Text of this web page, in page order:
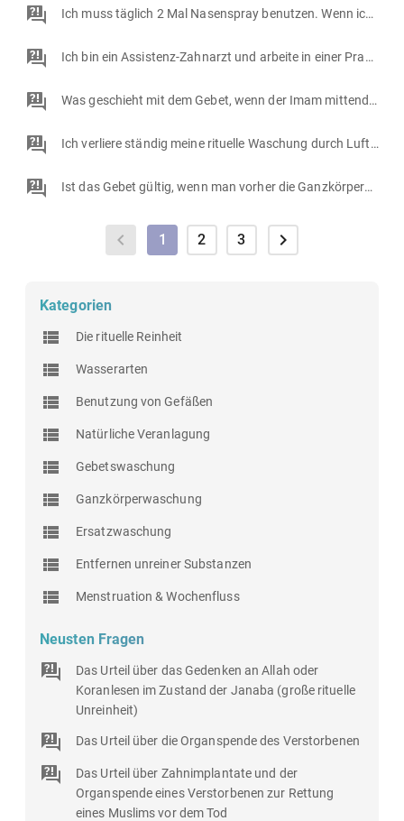
Ich muss täglich 2 Mal Nasenspray benutzen. Wenn ich im wuduʾ meine Nase putze, dann ist die Wirkung weg. Gibt es eine Lösung?
Ich bin ein Assistenz-Zahnarzt und arbeite in einer Praxis. Ich habe ein eigenes Büro, wo ich Pause machen kann. Kann ich Tayammum machen für das Gebet, obwohl Wasser verfügbar ist?
Was geschieht mit dem Gebet, wenn der Imam mittendrin den Zustand der Reinheit (wuduʾ) verliert?
Ich verliere ständig meine rituelle Waschung durch Luftlassen und kann es auch während dem Gebet nicht unterdrücken. Was kann ich tun, um nicht immer neu das wuduʾ zu verrichten?
Ist das Gebet gültig, wenn man vorher die Ganzkörperwaschung (ghusl) statt die rituelle Waschung (wuduʾ) macht?
1 2 3
Kategorien
Die rituelle Reinheit
Wasserarten
Benutzung von Gefäßen
Natürliche Veranlagung
Gebetswaschung
Ganzkörperwaschung
Ersatzwaschung
Entfernen unreiner Substanzen
Menstruation & Wochenfluss
Neusten Fragen
Das Urteil über das Gedenken an Allah oder
Koranlesen im Zustand der Janaba (große rituelle
Unreinheit)
Das Urteil über die Organspende des Verstorbenen
Das Urteil über Zahnimplantate und der
Organspende eines Verstorbenen zur Rettung
eines Muslims vor dem Tod